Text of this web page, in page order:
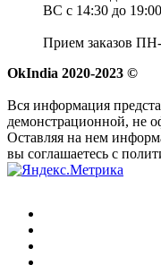
ВС с 14:30 до 19:00
Прием заказов
OkIndia 2020-2023 ©
Вся информация
демонстрационной, не
Оставляя на нем
вы соглашаетесь с